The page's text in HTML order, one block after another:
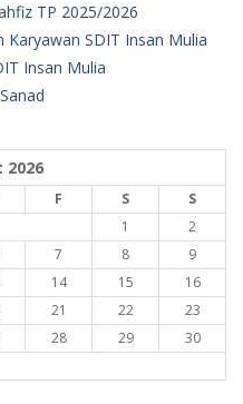
TP 2025/2026
Karyawan SDIT Insan Mulia
Insan Mulia
F S
S
1
2
7 8
9
14 15
16
21 22
23
28 29
30